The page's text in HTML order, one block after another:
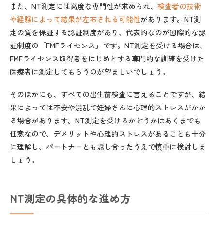
また、NT測定には高度な専門性が求められ、 検査者の技術
や経験によって結果が左右される可能性があります。NT測
定の質を保証する認証制度があり、代表的なのが国際的な認
証制度の「FMFライセンス」です。NT測定を受ける場合は、
FMFライセンス取得者をはじめとする専門的な訓練を受けた
医療者に測定してもらうのが望ましいでしょう。
そのほかにも、すべての出生前検査に言えることですが、結
果によっては不安や混乱で妊婦さんに心理的ストレスがかか
る場合があります。NT測定を受けるかどうかはあくまでも
任意なので、デメリットや心理的ストレスがあることも十分
に理解し、パートナーとも話し合ったうえで慎重に検討しま
しょう。
NT測定の具体的な進め方